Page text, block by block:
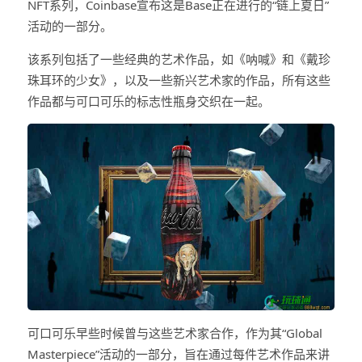
NFT系列，Coinbase宣布这是Base正在进行的“链上夏日”
活动的一部分。
该系列包括了一些经典的艺术作品，如《呐喊》和《戴珍
珠耳环的少女》，以及一些新兴艺术家的作品，所有这些
作品都与可口可乐的标志性瓶身交织在一起。
可口可乐早些时候曾与这些艺术家合作，作为其“Global
Masterpiece”活动的一部分，旨在通过每件艺术作品来讲